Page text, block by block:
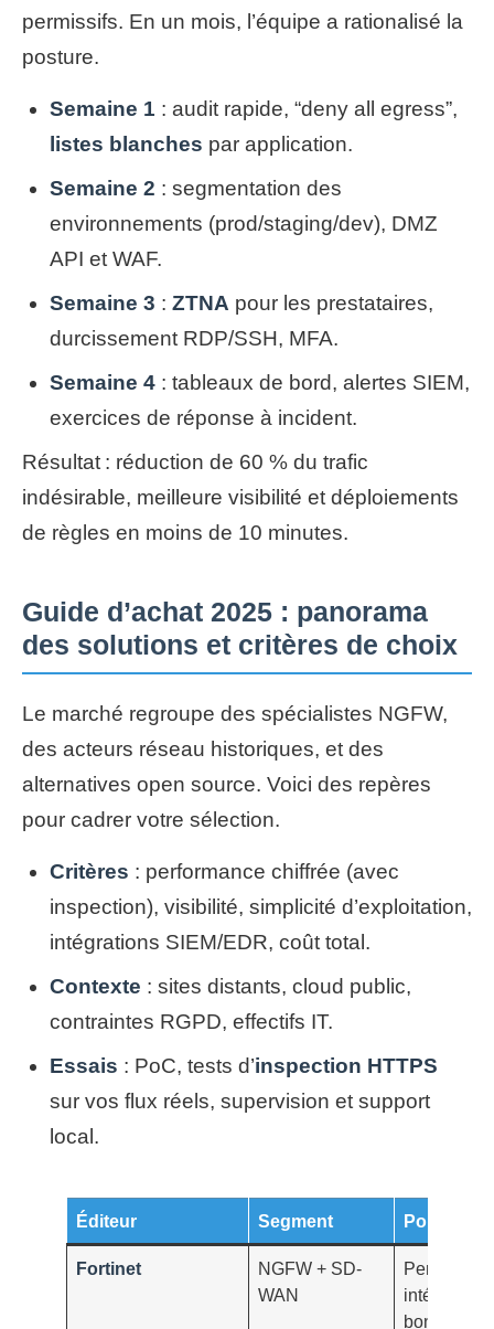
permissifs. En un mois, l’équipe a rationalisé la
posture.
Semaine 1 : audit rapide, “deny all egress”,
listes blanches par application.
Semaine 2 : segmentation des
environnements (prod/staging/dev), DMZ
API et WAF.
Semaine 3 : ZTNA pour les prestataires,
durcissement RDP/SSH, MFA.
Semaine 4 : tableaux de bord, alertes SIEM,
exercices de réponse à incident.
Résultat : réduction de 60 % du trafic
indésirable, meilleure visibilité et déploiements
de règles en moins de 10 minutes.
Guide d’achat 2025 : panorama
des solutions et critères de choix
Le marché regroupe des spécialistes NGFW,
des acteurs réseau historiques, et des
alternatives open source. Voici des repères
pour cadrer votre sélection.
Critères : performance chiffrée (avec
inspection), visibilité, simplicité d’exploitation,
intégrations SIEM/EDR, coût total.
Contexte : sites distants, cloud public,
contraintes RGPD, effectifs IT.
Essais : PoC, tests d’inspection HTTPS
sur vos flux réels, supervision et support
local.
Éditeur Segment Points
Fortinet
NGFW + SD-
WAN
intégration
bon